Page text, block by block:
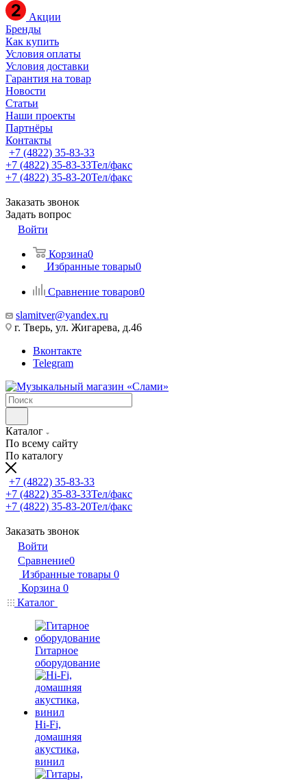
Акции
Бренды
Как купить
Условия оплаты
Условия доставки
Гарантия на товар
Новости
Статьи
Наши проекты
Партнёры
Контакты
+7 (4822) 35-83-33
+7 (4822) 35-83-33Тел/факс
+7 (4822) 35-83-20Тел/факс
Заказать звонок
Задать вопрос
Войти
Корзина0
Избранные товары0
Сравнение товаров0
slamitver@yandex.ru
г. Тверь, ул. Жигарева, д.46
Вконтакте
Telegram
Каталог
По всему сайту
По каталогу
+7 (4822) 35-83-33
+7 (4822) 35-83-33Тел/факс
+7 (4822) 35-83-20Тел/факс
Заказать звонок
Войти
Сравнение0
Избранные товары 0
Корзина 0
Каталог
Гитарное
оборудование
Hi-Fi,
домашняя
акустика,
винил